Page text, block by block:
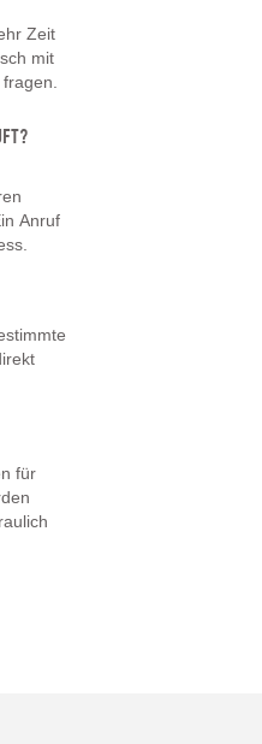
Zeit
mit
Anruf
für